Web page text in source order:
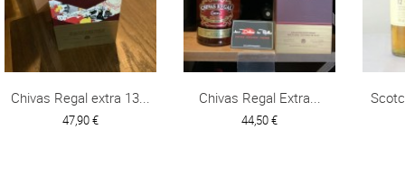
Chivas Regal extra 13...
47,90 €
Chivas Regal Extra...
44,50 €